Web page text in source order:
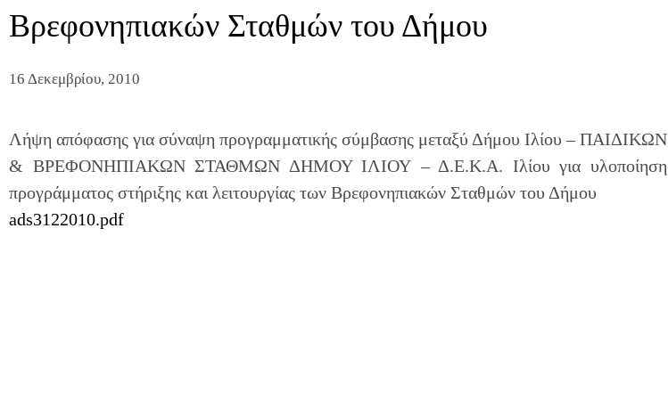
Βρεφονηπιακών Σταθμών του Δήμου
16 Δεκεμβρίου, 2010
Λήψη απόφασης για σύναψη προγραμματικής σύμβασης μεταξύ Δήμου Ιλίου – ΠΑΙΔΙΚΩΝ
& ΒΡΕΦΟΝΗΠΙΑΚΩΝ ΣΤΑΘΜΩΝ ΔΗΜΟΥ ΙΛΙΟΥ – Δ.Ε.Κ.Α. Ιλίου για υλοποίηση
προγράμματος στήριξης και λειτουργίας των Βρεφονηπιακών Σταθμών του Δήμου
ads3122010.pdf